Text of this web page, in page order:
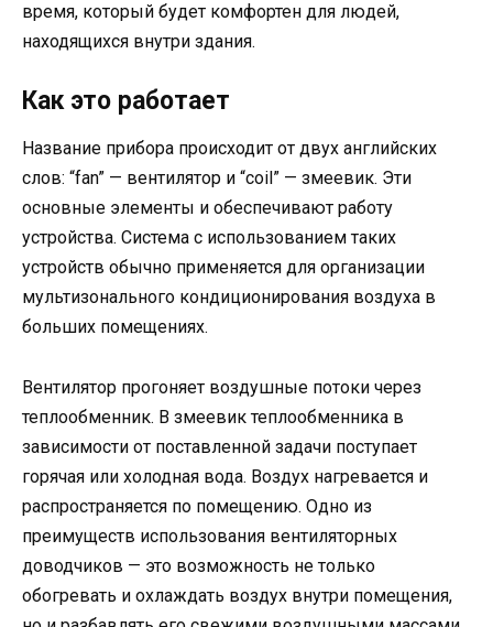
время, который будет комфортен для людей,
находящихся внутри здания.
Как это работает
Название прибора происходит от двух английских
слов: “fan” — вентилятор и “coil” — змеевик. Эти
основные элементы и обеспечивают работу
устройства. Система с использованием таких
устройств обычно применяется для организации
мультизонального кондиционирования воздуха в
больших помещениях.
Вентилятор прогоняет воздушные потоки через
теплообменник. В змеевик теплообменника в
зависимости от поставленной задачи поступает
горячая или холодная вода. Воздух нагревается и
распространяется по помещению. Одно из
преимуществ использования вентиляторных
доводчиков — это возможность не только
обогревать и охлаждать воздух внутри помещения,